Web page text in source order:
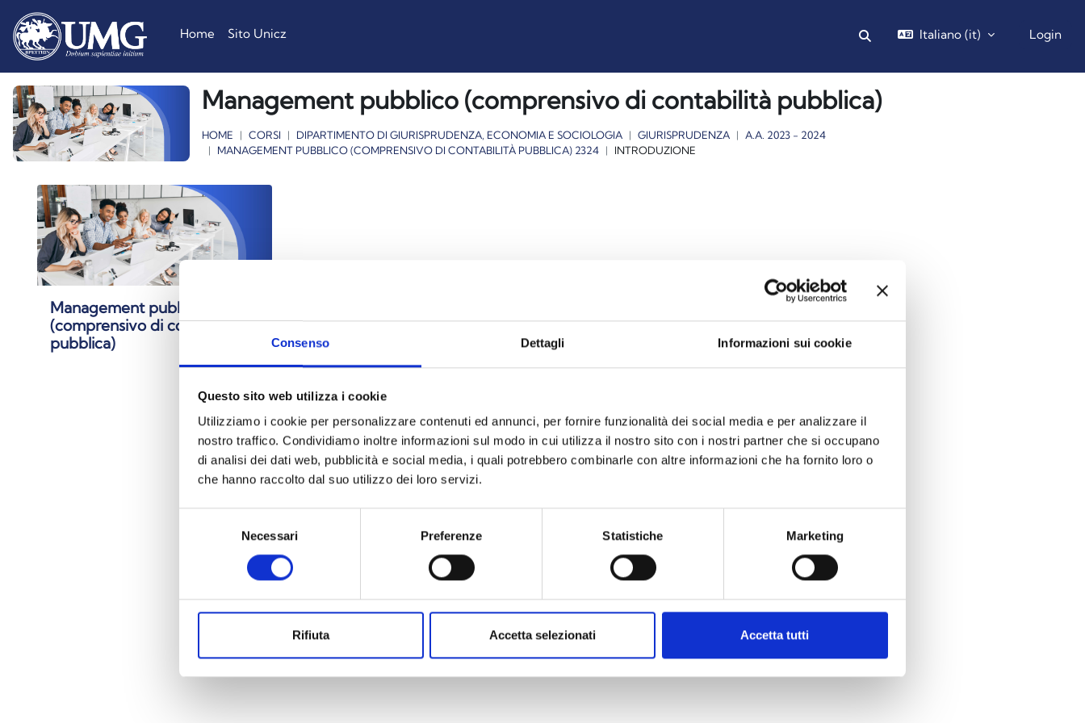
Consenso Dettagli Informazioni sui cookie
Questo sito web utilizza i cookie
Utilizziamo i cookie per personalizzare contenuti ed annunci, per fornire funzionalità dei social media e per analizzare il
nostro traffico. Condividiamo inoltre informazioni sul modo in cui utilizza il nostro sito con i nostri partner che si occupano
di analisi dei dati web, pubblicità e social media, i quali potrebbero combinarle con altre informazioni che ha fornito loro o
che hanno raccolto dal suo utilizzo dei loro servizi.
Necessari Preferenze Statistiche Marketing
Rifiuta Accetta selezionati Accetta tutti
Home
Sito Unicz Attiva/disattiva input di ricerca
Italiano ‎(it)‎ Login
Management pubblico (comprensivo di contabilità pubblica)
HOME CORSI DIPARTIMENTO DI GIURISPRUDENZA, ECONOMIA E SOCIOLOGIA GIURISPRUDENZA
A.A. 2023 - 2024
MANAGEMENT PUBBLICO (COMPRENSIVO DI CONTABILITÀ PUBBLICA) 2324
INTRODUZIONE
Management pubblico
(comprensivo di contabilità
pubblica)